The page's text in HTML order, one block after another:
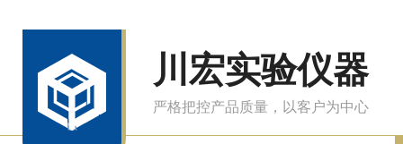
川宏实验仪器
严格把控产品质量，以客户为中心